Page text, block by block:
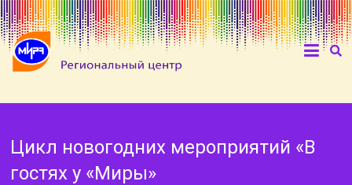
Цикл новогодних мероприятий «В
гостях у «Миры»